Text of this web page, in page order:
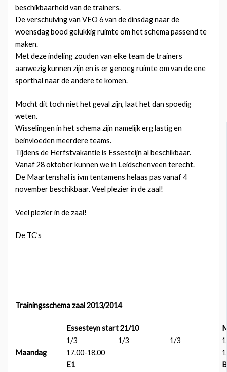
beschikbaarheid van de trainers.
De verschuiving van VEO 6 van de dinsdag naar de
woensdag bood gelukkig ruimte om het schema passend te
maken.
Met deze indeling zouden van elke team de trainers
aanwezig kunnen zijn en is er genoeg ruimte om van de ene
sporthal naar de andere te komen.
Mocht dit toch niet het geval zijn, laat het dan spoedig
weten.
Wisselingen in het schema zijn namelijk erg lastig en
beinvloeden meerdere teams.
Tijdens de Herfstvakantie is Essesteijn al beschikbaar.
Vanaf 28 oktober kunnen we in Leidschenveen terecht.
De Maartenshal is ivm tentamens helaas pas vanaf 4
november beschikbaar. Veel plezier in de zaal!
Veel plezier in de zaal!
De TC’s
Trainingsschema zaal 2013/2014
Essesteyn start 21/10
1/3
1/3 1/3
Maandag
17.00-18.00
E1